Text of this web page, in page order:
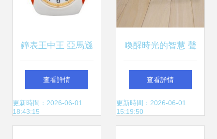
鐘表王中王 亞馬遜
上的時間收藏家之
選
查看詳情
更新時間：2026-06-01
18:43:15
喚醒時光的智慧 聲
控感應萬年歷溫度
顯示時鐘的科技與
查看詳情
更新時間：2026-06-01
15:19:50